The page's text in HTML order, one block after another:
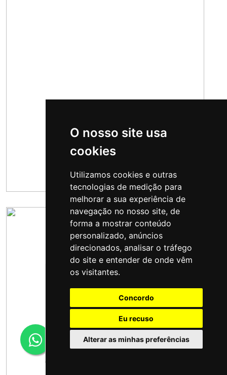
O nosso site usa
cookies
Utilizamos cookies e outras
tecnologias de medição para
melhorar a sua experiência de
navegação no nosso site, de
forma a mostrar conteúdo
personalizado, anúncios
direcionados, analisar o tráfego
do site e entender de onde vêm
os visitantes.
Concordo
Eu recuso
Alterar as minhas preferências